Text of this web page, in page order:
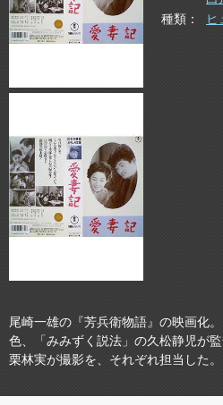
種類
ヒ
尾崎一雄の『芳兵衛物語』の映画化
色、「みみずく説法」の久松静児が
栗林実が撮影を、それぞれ担当した。